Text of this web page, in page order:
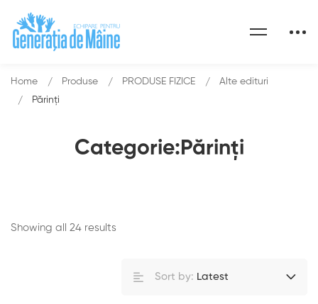
Categorie:Părinți
Home Produse PRODUSE FIZICE
Alte edituri
Părinți
Showing all 24 results
Sort by: Latest